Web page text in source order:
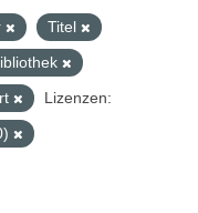
Titel
Lizenzen: